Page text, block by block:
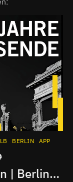
BERLIN APP
| Berliner